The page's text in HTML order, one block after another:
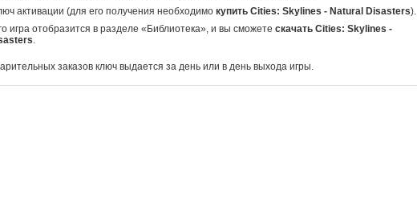
активации (для его получения необходимо купить Cities: Skylines - Natural Disasters).
игра отобразится в разделе «Библиотека», и вы сможете скачать Cities: Skylines -
.
заказов ключ выдается за день или в день выхода игры.